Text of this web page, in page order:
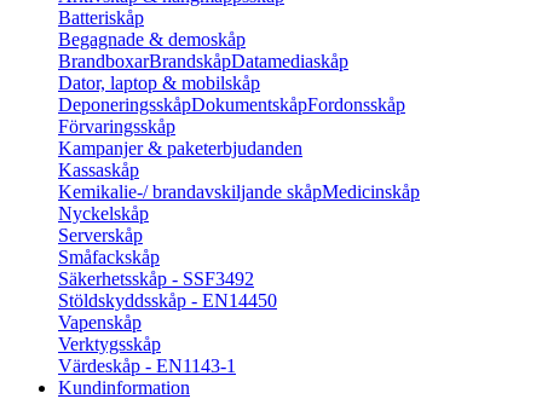
Batteriskåp
Begagnade & demoskåp
BrandboxarBrandskåpDatamediaskåp
Dator, laptop & mobilskåp
DeponeringsskåpDokumentskåpFordonsskåp
Förvaringsskåp
Kampanjer & paketerbjudanden
Kassaskåp
Kemikalie-/ brandavskiljande skåpMedicinskåp
Nyckelskåp
Serverskåp
Småfackskåp
Säkerhetsskåp - SSF3492
Stöldskyddsskåp - EN14450
Vapenskåp
Verktygsskåp
Värdeskåp - EN1143-1
Kundinformation